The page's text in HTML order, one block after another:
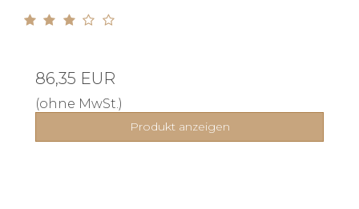
86,35 EUR
(ohne MwSt.)
Produkt anzeigen